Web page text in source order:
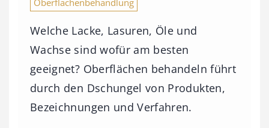
Oberflächenbehandlung
Welche Lacke, Lasuren, Öle und
Wachse sind wofür am besten
geeignet? Oberflächen behandeln führt
durch den Dschungel von Produkten,
Bezeichnungen und Verfahren.